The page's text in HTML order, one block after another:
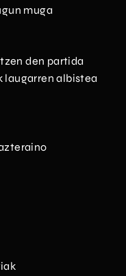
muga
den partida
laugarren albistea